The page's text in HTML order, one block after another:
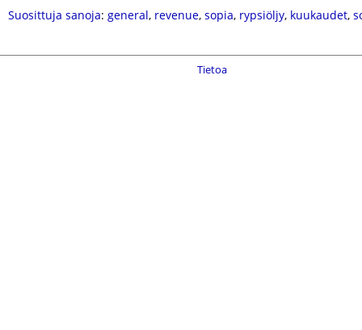
Suosittuja sanoja: general, revenue, sopia, rypsiöljy, kuukaudet,
Tietoa